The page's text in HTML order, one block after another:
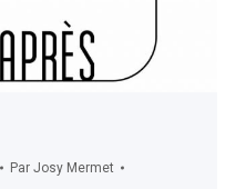
Par Josy Mermet